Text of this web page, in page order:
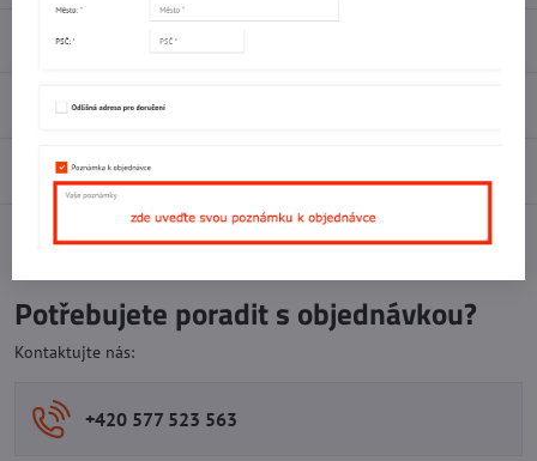
Popis
Recenze 0
Diskuse 0
Potřebujete poradit s objednávkou?
Kontaktujte nás:
+420 577 523 563